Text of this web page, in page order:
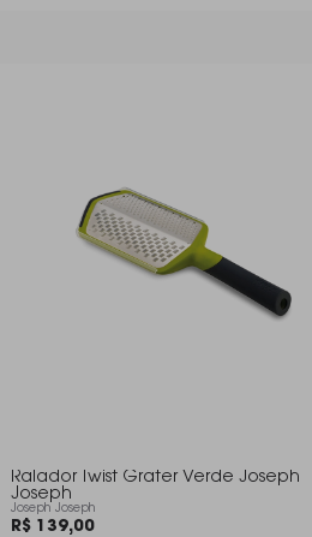
Ralador Twist Grater Verde Joseph
Joseph
Joseph Joseph
R$ 139,00